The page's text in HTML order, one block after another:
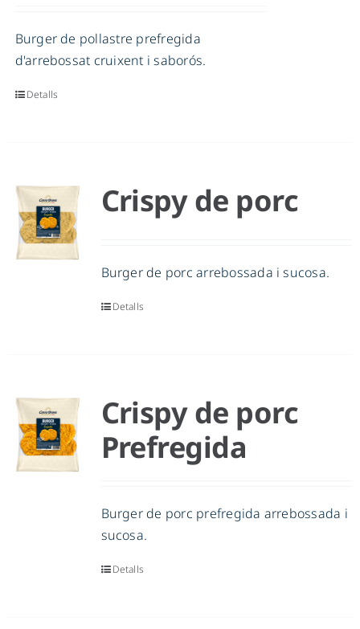
Burger de pollastre prefregida
d'arrebossat cruixent i saborós.
Detalls
Crispy de porc
Burger de porc arrebossada i sucosa.
Detalls
Crispy de porc
Prefregida
Burger de porc prefregida arrebossada i
sucosa.
Detalls